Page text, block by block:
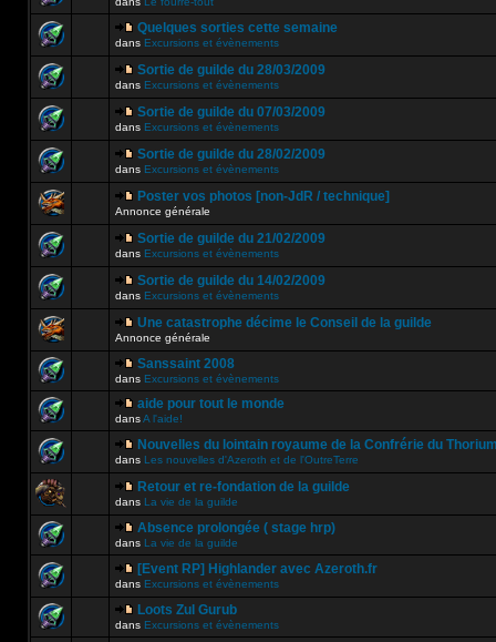
Quelques sorties cette semaine
dans Excursions et évènements
Sortie de guilde du 28/03/2009
dans Excursions et évènements
Sortie de guilde du 07/03/2009
dans Excursions et évènements
Sortie de guilde du 28/02/2009
dans Excursions et évènements
Poster vos photos [non-JdR / technique]
Annonce générale
Sortie de guilde du 21/02/2009
dans Excursions et évènements
Sortie de guilde du 14/02/2009
dans Excursions et évènements
Une catastrophe décime le Conseil de la guilde
Annonce générale
Sanssaint 2008
dans Excursions et évènements
aide pour tout le monde
dansA l'aide!
Nouvelles du lointain royaume de la Confrérie du
dans Les nouvelles d'Azeroth et de l'OutreTerre
Retour et re-fondation de la guilde
dans La vie de la guilde
Absence prolongée ( stage hrp)
dans La vie de la guilde
[Event RP] Highlander avec Azeroth.fr
dans Excursions et évènements
Loots Zul Gurub
dans Excursions et évènements